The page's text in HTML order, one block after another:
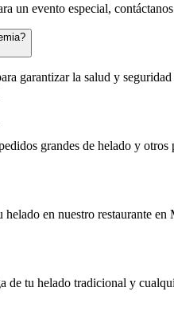
un evento especial,
garantizar la salud y
grandes de helado y
en nuestro restaurante
tu helado tradicional y